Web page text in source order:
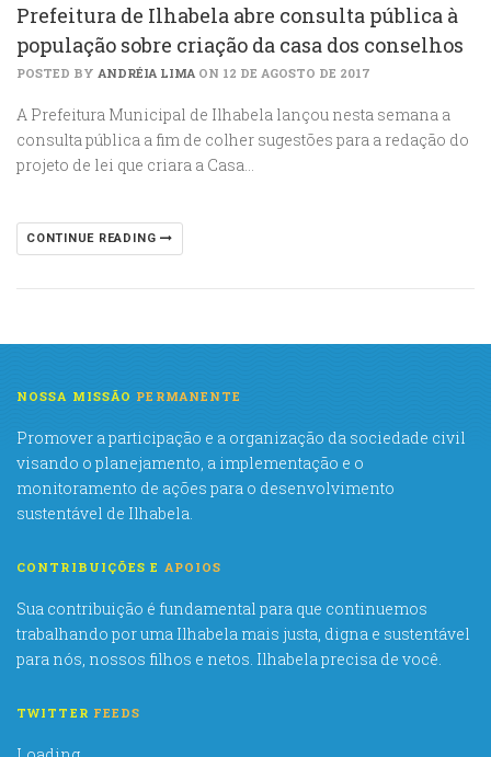
Prefeitura de Ilhabela abre consulta pública à
população sobre criação da casa dos conselhos
POSTED BY ANDRÉIA LIMA ON 12 DE AGOSTO DE 2017
A Prefeitura Municipal de Ilhabela lançou nesta semana a
consulta pública a fim de colher sugestões para a redação do
projeto de lei que criara a Casa…
CONTINUE READING
NOSSA MISSÃO PERMANENTE
Promover a participação e a organização da sociedade civil
visando o planejamento, a implementação e o
monitoramento de ações para o desenvolvimento
sustentável de Ilhabela.
CONTRIBUIÇÕES E APOIOS
Sua contribuição é fundamental para que continuemos
trabalhando por uma Ilhabela mais justa, digna e sustentável
para nós, nossos filhos e netos. Ilhabela precisa de você.
TWITTER FEEDS